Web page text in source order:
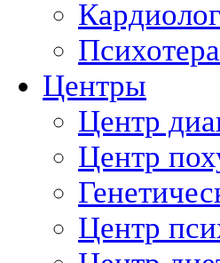
Кардиолог
Центры
Центр
Центр
Центр